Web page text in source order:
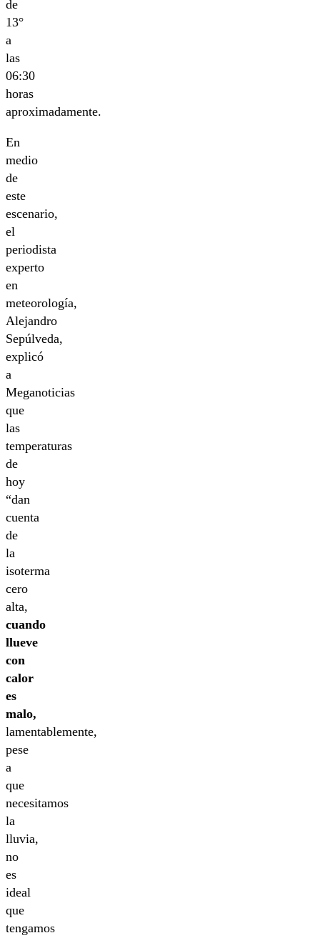
de
13°
a
las
06:30
horas
aproximadamente.
En
medio
de
este
escenario,
el
periodista
experto
en
meteorología,
Alejandro
Sepúlveda,
explicó
a
Meganoticias
que
las
temperaturas
de
hoy
“dan
cuenta
de
la
isoterma
cero
alta,
cuando
llueve
con
calor
es
malo,
lamentablemente,
pese
a
que
necesitamos
la
lluvia,
no
es
ideal
que
tengamos